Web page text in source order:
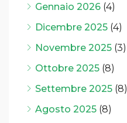
Gennaio 2026 (4)
Dicembre 2025 (4)
Novembre 2025 (3)
Ottobre 2025 (8)
Settembre 2025 (8)
Agosto 2025 (8)